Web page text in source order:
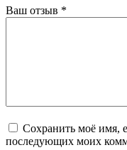
Ваш отзыв *
Сохранить моё имя,
последующих моих